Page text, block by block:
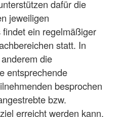
dafür die
jeweiligen
ein regelmäßiger
statt. In
die
entsprechende
besprochen
bzw.
erreicht werden kann.